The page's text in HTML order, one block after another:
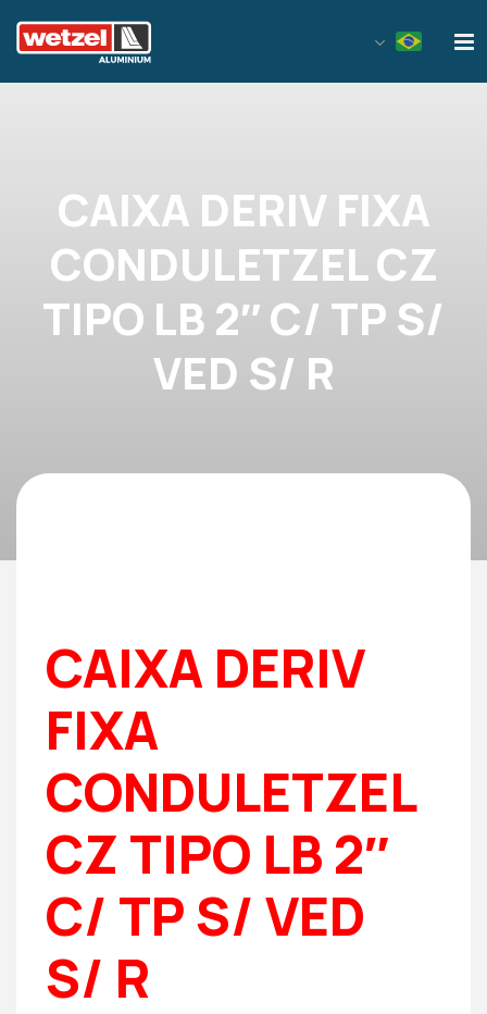
CAIXA DERIV FIXA
CONDULETZEL CZ
TIPO LB 2″ C/ TP S/
VED S/ R
CAIXA DERIV
FIXA
CONDULETZEL
CZ TIPO LB 2″
C/ TP S/ VED
S/ R